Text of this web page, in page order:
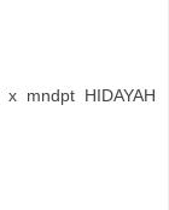
mndpt HIDAYAH